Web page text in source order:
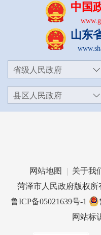
中国
山东
省级人民政府
县区人民政府
网站地图 关于我
菏泽市人民政府版权
鲁ICP备05021639号-1
网站标